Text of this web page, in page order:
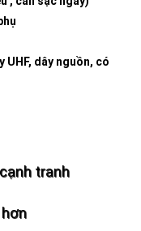
UHF, dây nguồn, có
tranh